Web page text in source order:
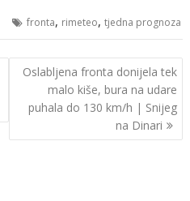
fronta, rimeteo,tjedna prognoza
Oslabljena fronta donijela tek
malo kiše, bura na udare
puhala do 130 km/h | Snijeg
na Dinari